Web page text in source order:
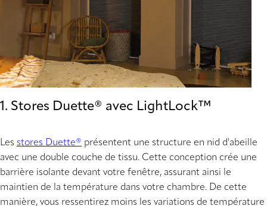
1. Stores Duette® avec LightLock™
Les stores Duette® présentent une structure en nid d'abeille
avec une double couche de tissu. Cette conception crée une
barrière isolante devant votre fenêtre, assurant ainsi le
maintien de la température dans votre chambre. De cette
manière, vous ressentirez moins les variations de température